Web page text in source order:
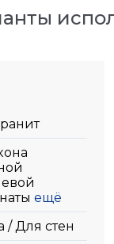
ещё
/ Для стен